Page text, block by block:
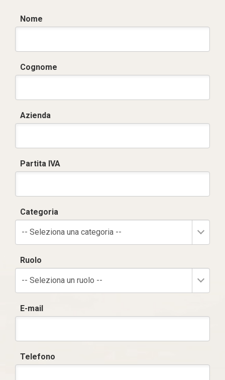
Nome
Cognome
Azienda
Partita IVA
Categoria
-- Seleziona una categoria --
Ruolo
-- Seleziona un ruolo --
E-mail
Telefono